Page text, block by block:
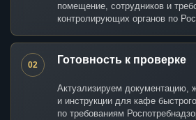
помещение, сотрудников и
контролирующих органов по
02 Готовность к проверке
Актуализируем документацию,
и инструкции для кафе
по требованиям